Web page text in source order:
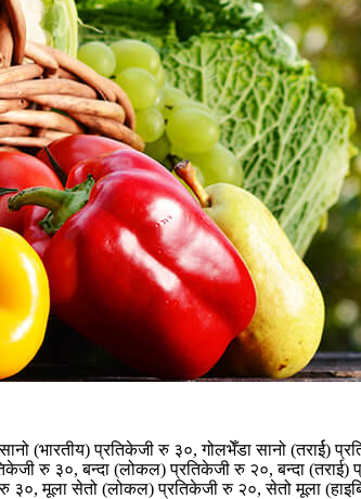
(भारतीय) प्रतिकेजी रु ३०, गोलभेँडा सानो (तरार्ई)
रु ३०, बन्दा (लोकल) प्रतिकेजी रु २०, बन्दा (तराई)
३०, मूला सेतो (लोकल) प्रतिकेजी रु २०, सेतो मूला